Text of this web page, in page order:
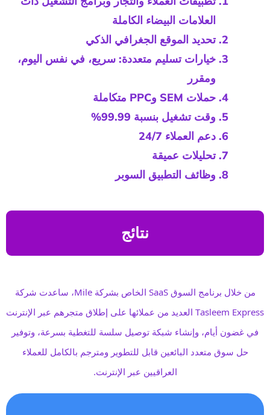
العلامات البيضاء الكاملة
تحديد الموقع الجغرافي الذكي
خيارات تسليم متعددة: سريع، في نفس اليوم،
ومقرر
حملات SEM وPPC متكاملة
وقت تشغيل بنسبة 99.99%
دعم العملاء 24/7
تحليلات عميقة
وظائف التطبيق السوبر
نتائج
من خلال برنامج السوق SaaS الخاص بشركة Mile، ساعدت شركة
Tasleem Express العديد من عملائها على إطلاق متجرهم عبر الإنترنت
في غضون أيام، وإنشاء شبكة توصيل سلسة للتغطية بسرعة، وتوفير
حل سوق متعدد البائعين قابل للتطوير ومترجم بالكامل للعملاء
العراقيين عبر الإنترنت.